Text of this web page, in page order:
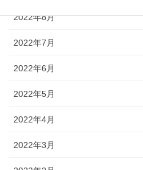
2022年8月
2022年7月
2022年6月
2022年5月
2022年4月
2022年3月